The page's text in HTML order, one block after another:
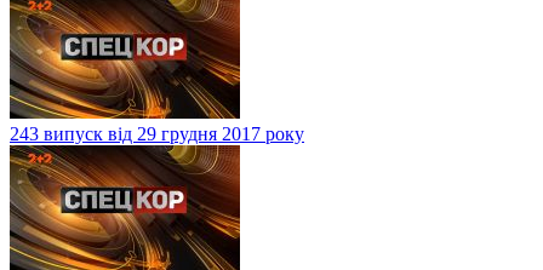
243 випуск від 29 грудня 2017 року